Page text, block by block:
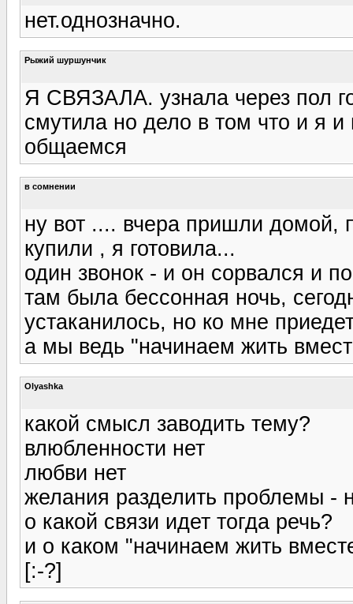
нет.однозначно.
Рыжий шуршунчик
Я СВЯЗАЛА. узнала через пол
смутила но дело в том что и я
общаемся
в сомнении
ну вот .... вчера пришли домой,
купили , я готовила...
один звонок - и он сорвался и
там была бессонная ночь,
устаканилось, но ко мне
а мы ведь "начинаем жить
Olyashka
какой смысл заводить тему?
влюбленности нет
любви нет
желания разделить проблемы -
о какой связи идет тогда речь?
и о каком "начинаем жить
[:-?]